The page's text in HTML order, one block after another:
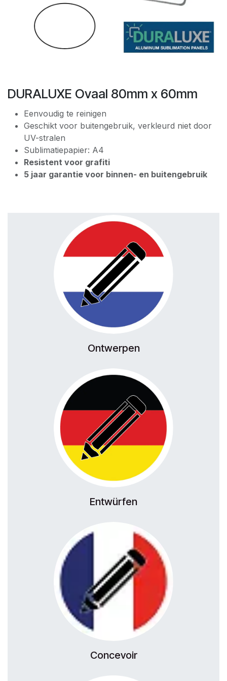
DURALUXE Ovaal 80mm x 60mm
Eenvoudig te reinigen
Geschikt voor buitengebruik, verkleurd niet door
UV-stralen
Sublimatiepapier: A4
Resistent voor grafiti
5 jaar garantie voor binnen- en buitengebruik
Ontwerpen
Entwürfen
Concevoir